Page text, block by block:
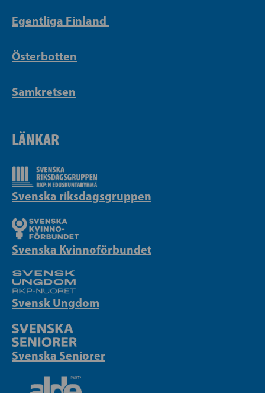
Egentliga Finland
Österbotten
Samkretsen
LÄNKAR
Svenska riksdagsgruppen
Svenska Kvinnoförbundet
Svensk Ungdom
Svenska Seniorer